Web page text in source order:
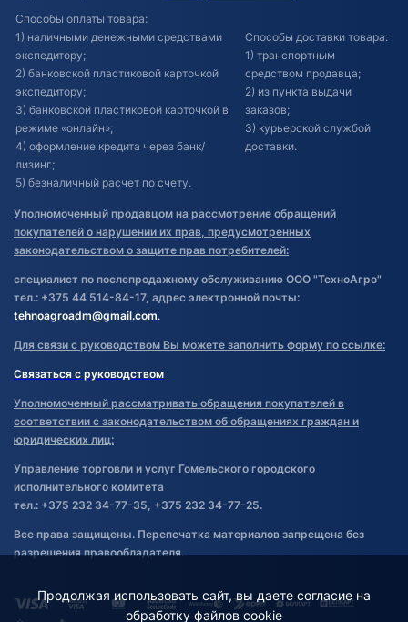
Способы оплаты товара:
1) наличными денежными средствами
экспедитору;
2) банковской пластиковой карточкой
экспедитору;
3) банковской пластиковой карточкой в
режиме «онлайн»;
4) оформление кредита через банк/
лизинг;
5) безналичный расчет по счету.
Способы доставки товара:
1) транспортным
средством продавца;
2) из пункта выдачи
заказов;
3) курьерской службой
доставки.
Уполномоченный продавцом на рассмотрение обращений
покупателей о нарушении их прав, предусмотренных
законодательством о защите прав потребителей:
специалист по послепродажному обслуживанию ООО "ТехноАгро"
тел.: +375 44 514-84-17, адрес электронной почты:
tehnoagroadm@gmail.com.
Для связи с руководством Вы можете заполнить форму по ссылке:
Связаться с руководством
Уполномоченный рассматривать обращения покупателей в
соответствии с законодательством об обращениях граждан и
юридических лиц:
Управление торговли и услуг Гомельского городского
исполнительного комитета
тел.: +375 232 34-77-35, +375 232 34-77-25.
Все права защищены. Перепечатка материалов запрещена без
разрешения правообладателя.
Продолжая использовать сайт, вы даете согласие на
обработку файлов cookie